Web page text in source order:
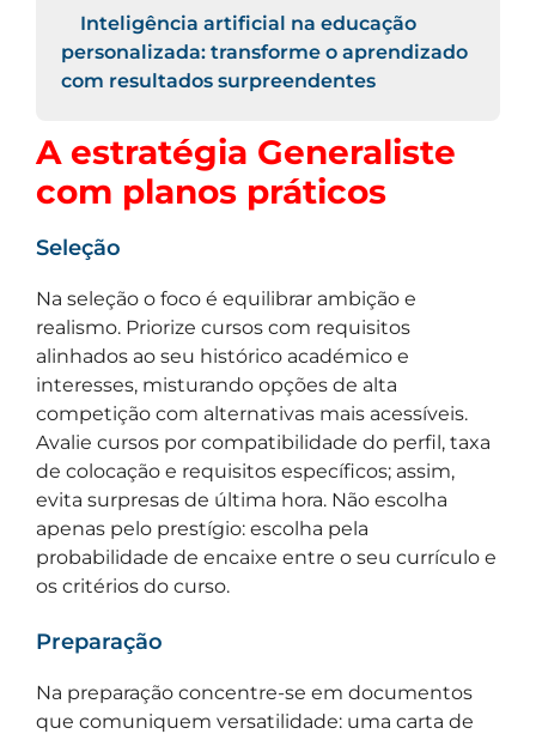
Inteligência artificial na educação
personalizada: transforme o aprendizado
com resultados surpreendentes
A estratégia Generaliste
com planos práticos
Seleção
Na seleção o foco é equilibrar ambição e
realismo. Priorize cursos com requisitos
alinhados ao seu histórico académico e
interesses, misturando opções de alta
competição com alternativas mais acessíveis.
Avalie cursos por compatibilidade do perfil, taxa
de colocação e requisitos específicos; assim,
evita surpresas de última hora. Não escolha
apenas pelo prestígio: escolha pela
probabilidade de encaixe entre o seu currículo e
os critérios do curso.
Preparação
Na preparação concentre-se em documentos
que comuniquem versatilidade: uma carta de